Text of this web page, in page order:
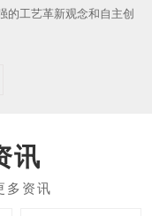
的工艺革新观念和自主创
讯